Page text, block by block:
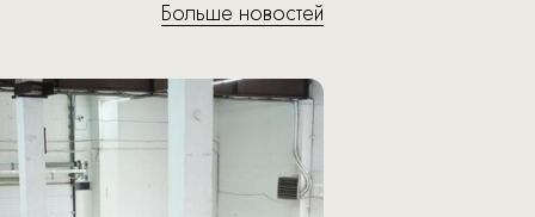
Больше новостей